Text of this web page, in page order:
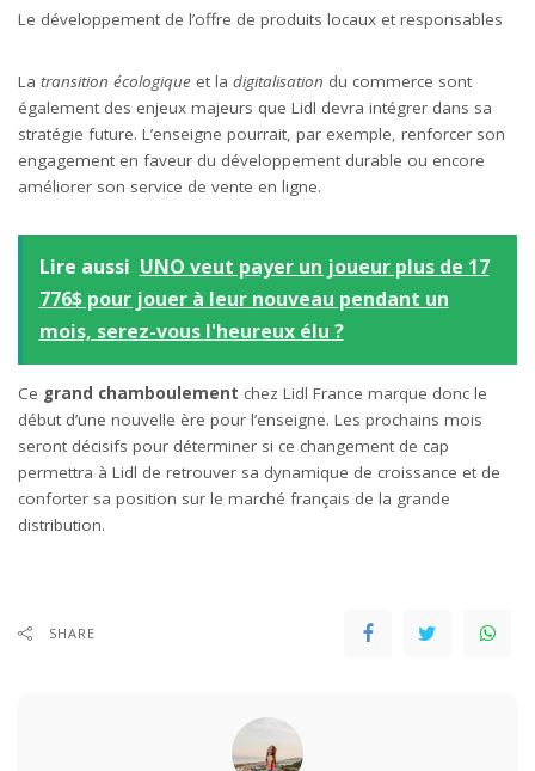
Le développement de l’offre de produits locaux et responsables
La transition écologique et la digitalisation du commerce sont
également des enjeux majeurs que Lidl devra intégrer dans sa
stratégie future. L’enseigne pourrait, par exemple, renforcer son
engagement en faveur du développement durable ou encore
améliorer son service de vente en ligne.
Lire aussi UNO veut payer un joueur plus de 17
776$ pour jouer à leur nouveau pendant un
mois, serez-vous l'heureux élu ?
Ce grand chamboulement chez Lidl France marque donc le
début d’une nouvelle ère pour l’enseigne. Les prochains mois
seront décisifs pour déterminer si ce changement de cap
permettra à Lidl de retrouver sa dynamique de croissance et de
conforter sa position sur le marché français de la grande
distribution.
SHARE